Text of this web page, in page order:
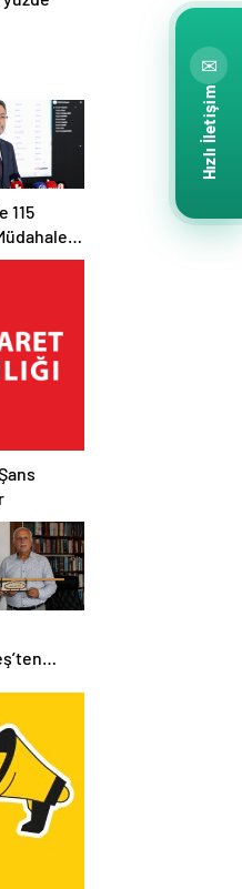
115
Kontrol
✉
Hızlı İletişim